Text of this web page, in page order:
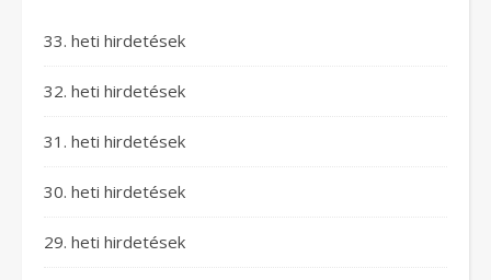
33. heti hirdetések
32. heti hirdetések
31. heti hirdetések
30. heti hirdetések
29. heti hirdetések